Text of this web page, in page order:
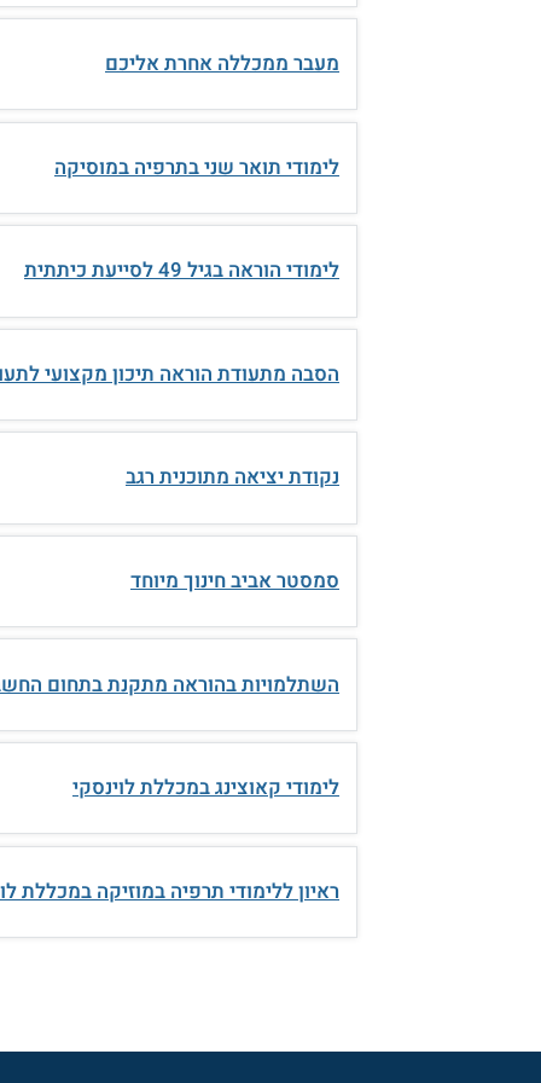
מעבר ממכללה אחרת אליכם
לימודי תואר שני בתרפיה במוסיקה
לימודי הוראה בגיל 49 לסייעת כיתתית
הסבה מתעודת הוראה תיכון מקצועי
נקודת יציאה מתוכנית רגב
סמסטר אביב חינוך מיוחד
השתלמויות בהוראה מתקנת בתחום
לימודי קאוצינג במכללת לוינסקי
ראיון ללימודי תרפיה במוזיקה במכללת